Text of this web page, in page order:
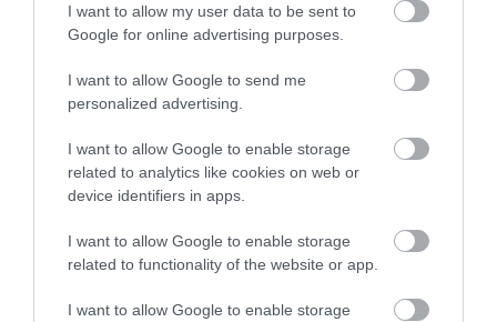
I want to allow my user data to be sent to
Google for online advertising purposes.
I want to allow Google to send me
personalized advertising.
I want to allow Google to enable storage
related to analytics like cookies on web or
device identifiers in apps.
I want to allow Google to enable storage
related to functionality of the website or app.
I want to allow Google to enable storage
Veszély! Ha autózol, itt mindig nagyon kell
Gondoltad volna, hogy egy ajkai kereszteződés vezeti
Magyarország legveszélyesebb közlekedési pontjainak friss
listáját? És azt, hogy Budapest egyetlen helyszíne sincs ott az első
húszban?